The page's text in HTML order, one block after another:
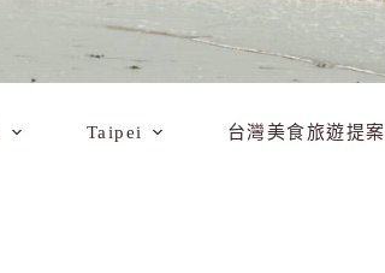
Taipei 台灣美食旅遊提案